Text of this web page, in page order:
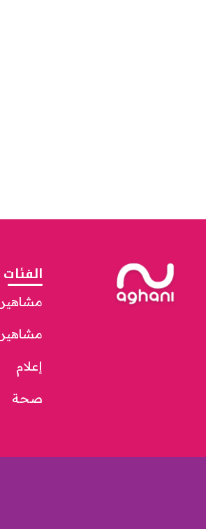
الفئات
مشاهير
مشاهير
إعلام
صحة